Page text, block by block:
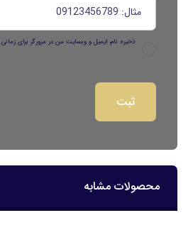
ذخیره نام، ایمیل و وبسایت من در مرورگر برای
محصولات مشابه